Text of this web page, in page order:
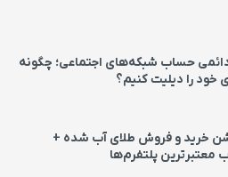
حساب شبکه‌های اجتماعی؛ چگونه
خود را دیلیت کنیم؟
خرید و فروش طلای آب شده +
معتبرترین پلتفرم‌ها